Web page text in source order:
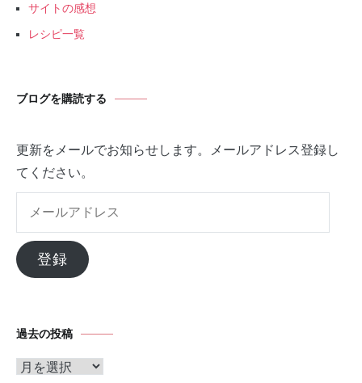
サイトの感想
レシピ一覧
ブログを購読する
更新をメールでお知らせします。メールアドレス登録し
てください。
ル
ア
ス
登録
過去の投稿
ア